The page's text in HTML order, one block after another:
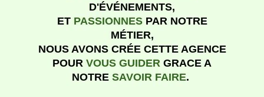
D'ÉVÉNEMENTS,
ET PASSIONNESPAR NOTRE
MÉTIER,
NOUS AVONS CRÉE CETTE AGENCE
POUR VOUS GUIDER GRACE A
NOTRE SAVOIR FAIRE.